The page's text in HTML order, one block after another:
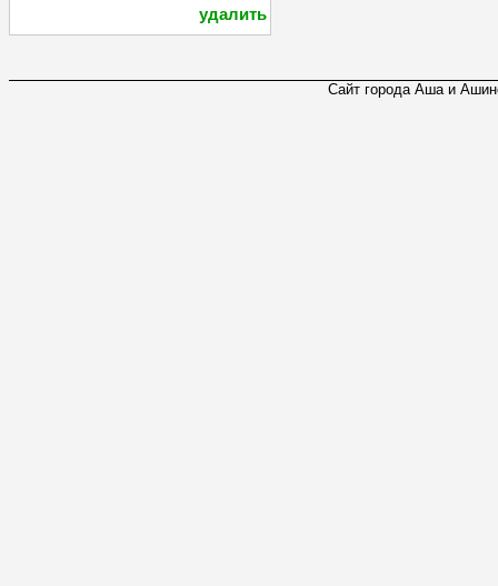
удалить
Сайт города Аша и